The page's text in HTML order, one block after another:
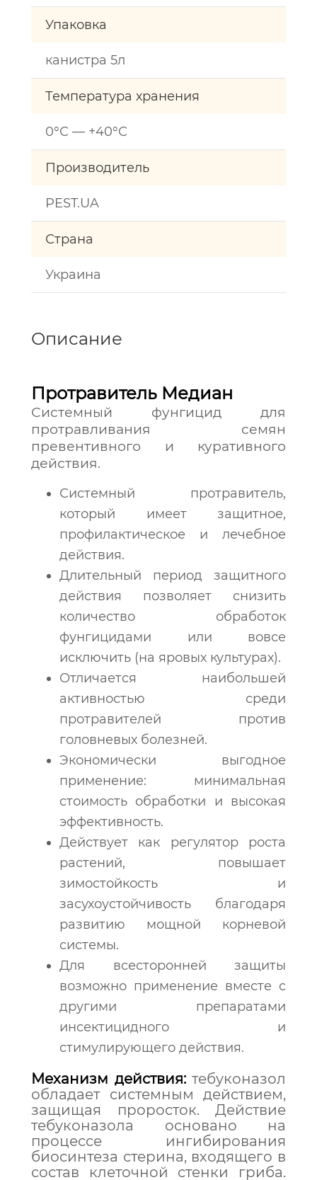
Упаковка
канистра 5л
Температура хранения
0°С — +40°С
Производитель
PEST.UA
Страна
Украина
Описание
Протравитель Медиан
Системный фунгицид для
протравливания семян
превентивного и куративного
действия.
Системный протравитель,
который имеет защитное,
профилактическое и лечебное
действия.
Длительный период защитного
действия позволяет снизить
количество обработок
фунгицидами или вовсе
исключить (на яровых культурах).
Отличается наибольшей
активностью среди
протравителей против
головневых болезней.
Экономически выгодное
применение: минимальная
стоимость обработки и высокая
эффективность.
Действует как регулятор роста
растений, повышает
зимостойкость и
засухоустойчивость благодаря
развитию мощной корневой
системы.
Для всесторонней защиты
возможно применение вместе с
другими препаратами
инсектицидного и
стимулирующего действия.
Механизм действия:тебуконазол
обладает системным действием,
защищая проросток. Действие
тебуконазола основано на
процессе ингибирования
биосинтеза стерина, входящего в
состав клеточной стенки гриба.